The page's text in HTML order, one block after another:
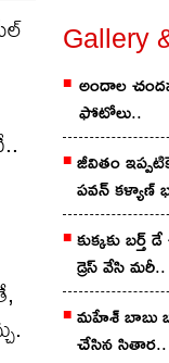
Gallery
అందాల
ఫోటోలు..
జీవితం
ప‌వ‌న్ కళ్యాణ్
కుక్క‌కు
డ్రెస్ వేసి
మ‌హేశ్ బాబు
చేసిన సితార‌..